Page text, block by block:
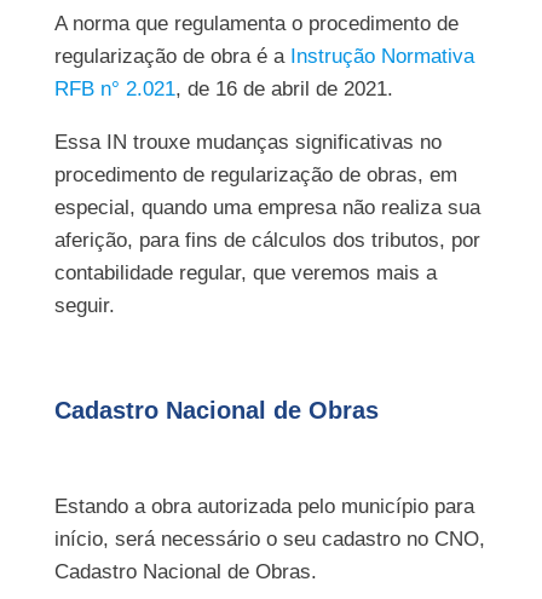
A norma que regulamenta o procedimento de
regularização de obra é a Instrução Normativa
RFB n° 2.021, de 16 de abril de 2021.
Essa IN trouxe mudanças significativas no
procedimento de regularização de obras, em
especial, quando uma empresa não realiza sua
aferição, para fins de cálculos dos tributos, por
contabilidade regular, que veremos mais a
seguir.
Cadastro Nacional de Obras
Estando a obra autorizada pelo município para
início, será necessário o seu cadastro no CNO,
Cadastro Nacional de Obras.